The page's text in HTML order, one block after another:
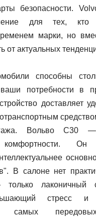
безопасности.
для тех, кто
марки, но
от актуальных
способны
ваши потребности в
доставляет
Вольво C30 —
Он
В салоне нет
лаконичный
стресс и
самых